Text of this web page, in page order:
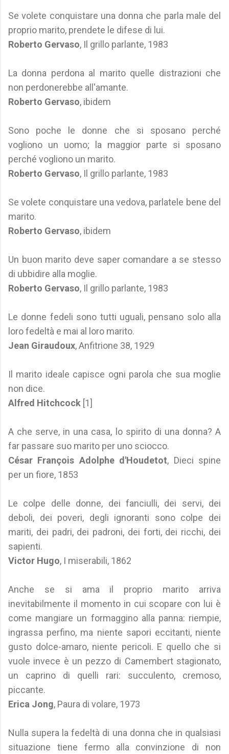
Se volete conquistare una donna che parla male del
proprio marito, prendete le difese di lui.
Roberto Gervaso, Il grillo parlante, 1983
La donna perdona al marito quelle distrazioni che
non perdonerebbe all'amante.
Roberto Gervaso, ibidem
Sono poche le donne che si sposano perché
vogliono un uomo; la maggior parte si sposano
perché vogliono un marito.
Roberto Gervaso, Il grillo parlante, 1983
Se volete conquistare una vedova, parlatele bene del
marito.
Roberto Gervaso, ibidem
Un buon marito deve saper comandare a se stesso
di ubbidire alla moglie.
Roberto Gervaso, Il grillo parlante, 1983
Le donne fedeli sono tutti uguali, pensano solo alla
loro fedeltà e mai al loro marito.
Jean Giraudoux, Anfitrione 38, 1929
Il marito ideale capisce ogni parola che sua moglie
non dice.
Alfred Hitchcock [1]
A che serve, in una casa, lo spirito di una donna? A
far passare suo marito per uno sciocco.
César François Adolphe d'Houdetot, Dieci spine
per un fiore, 1853
Le colpe delle donne, dei fanciulli, dei servi, dei
deboli, dei poveri, degli ignoranti sono colpe dei
mariti, dei padri, dei padroni, dei forti, dei ricchi, dei
sapienti.
Victor Hugo, I miserabili, 1862
Anche se si ama il proprio marito arriva
inevitabilmente il momento in cui scopare con lui è
come mangiare un formaggino alla panna: riempie,
ingrassa perfino, ma niente sapori eccitanti, niente
gusto dolce-amaro, niente pericoli. E quello che si
vuole invece è un pezzo di Camembert stagionato,
un caprino di quelli rari: succulento, cremoso,
piccante.
Erica Jong, Paura di volare, 1973
Nulla supera la fedeltà di una donna che in qualsiasi
situazione tiene fermo alla convinzione di non